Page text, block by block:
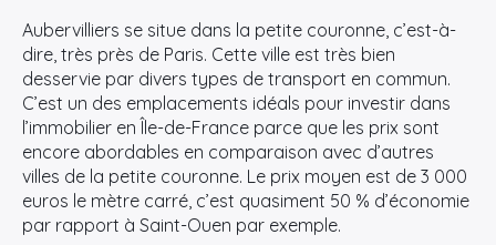
Aubervilliers se situe dans la petite couronne, c’est-à-
dire, très près de Paris. Cette ville est très bien
desservie par divers types de transport en commun.
C’est un des emplacements idéals pour investir dans
l’immobilier en Île-de-France parce que les prix sont
encore abordables en comparaison avec d’autres
villes de la petite couronne. Le prix moyen est de 3 000
euros le mètre carré, c’est quasiment 50 % d’économie
par rapport à Saint-Ouen par exemple.